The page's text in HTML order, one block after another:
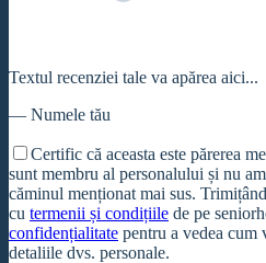
Textul recenziei tale va apărea aici...
— Numele tău
Certific că aceasta este părerea
sunt membru al personalului și nu
căminul menționat mai sus.
cu termenii și condițiile de pe
confidențialitate pentru a vedea cum
detaliile dvs. personale.